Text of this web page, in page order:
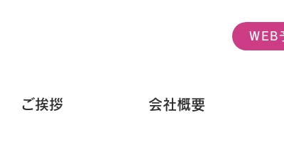
WEB
ご挨拶 会社概要